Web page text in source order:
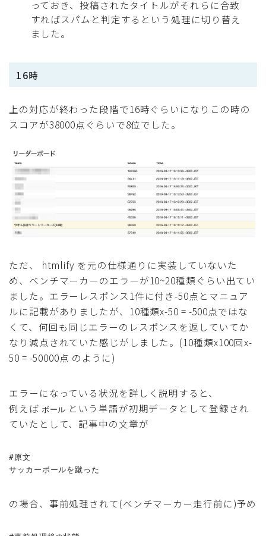
っておき、投稿されたタイトルがそれらに合致
すればスパムと判定するという処理に切り替え
ました。
16時
上の対応が終わった段階で16時ぐらいになりこの時の
スコアが38000点ぐらいで8位でした。
ただ、 htmlify を元の仕様通りに実装していないた
め、ベンチマーカーのエラーが10~20種類ぐらい出てい
ました。エラーレスポンス1件に付き-50点とマニュア
ルに記載がありましたが、10種類x-50 = -500点ではな
くて、何回も同じエラーのレスポンスを返していてか
なり減点されていた感じがしました。(10種類x100回x-
50 = -50000点 のように)
エラーになっている状況を詳しく説明すると、
例えば ボール という単語が初期データとして登録され
ていたとして、記事中の文章が
#原文
サッカーボールを蹴った
の場合、事前処理されて(ベンチマーカー走行前に)予め